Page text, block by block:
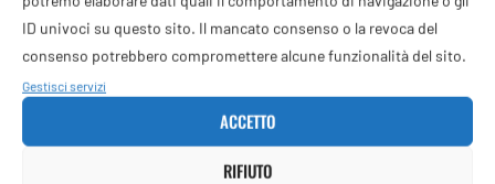
ID univoci su questo sito. Il mancato consenso o la revoca del
consenso potrebbero compromettere alcune funzionalità del sito.
Gestisci servizi
ACCETTO
RIFIUTO